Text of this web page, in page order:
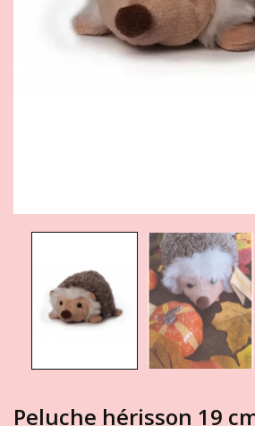
Peluche hérisson 19